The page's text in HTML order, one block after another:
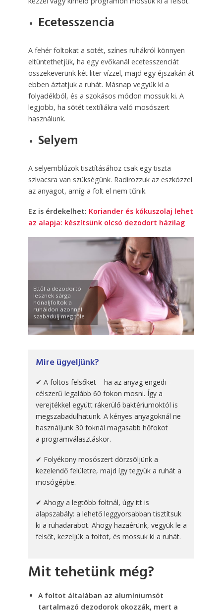
Ecetesszencia
A fehér foltokat a sötét, színes ruhákról könnyen
eltüntethetjük, ha egy evőkanál ecetesszenciát
összekeverünk két liter vízzel, majd egy éjszakán át
ebben áztatjuk a ruhát. Másnap vegyük ki a
folyadékból, és a szokásos módon mossuk ki. A
legjobb, ha sötét textíliákra való mosószert
használunk.
Selyem
A selyemblúzok tisztításához csak egy tiszta
szivacsra van szükségünk. Radírozzuk az eszközzel
az anyagot, amíg a folt el nem tűnik.
Ez is érdekelhet: Koriander és kókuszolaj lehet
az alapja: készítsünk olcsó dezodort házilag
Ettől a dezodortól
lesznek sárga
hónaljfoltok a
ruháidon azonnal
szabadulj meg tőle
Mire ügyeljünk?
✔ A foltos felsőket – ha az anyag engedi –
célszerű legalább 60 fokon mosni. Így a
verejtékkel együtt rákerülő baktériumoktól is
megszabadulhatunk. A kényes anyagoknál ne
használjunk 30 foknál magasabb hőfokot
a programválasztáskor.
✔ Folyékony mosószert dörzsöljünk a
kezelendő felületre, majd így tegyük a ruhát a
mosógépbe.
✔ Ahogy a legtöbb foltnál, úgy itt is
alapszabály: a lehető leggyorsabban tisztítsuk
ki a ruhadarabot. Ahogy hazaérünk, vegyük le a
felsőt, kezeljük a foltot, és mossuk ki a ruhát.
Mit tehetünk még?
A foltot általában az alumíniumsót
tartalmazó dezodorok okozzák, mert a